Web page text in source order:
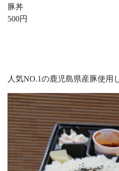
豚丼
500円
人気NO.1の鹿児島県産豚使用